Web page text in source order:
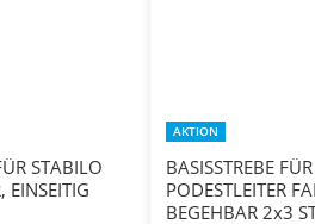
STABILO
EINSEITIG
AKTION
BASISSTREBE
PODESTLEITER
BEGEHBAR 2x3